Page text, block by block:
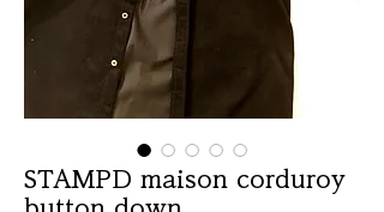
STAMPD maison corduroy